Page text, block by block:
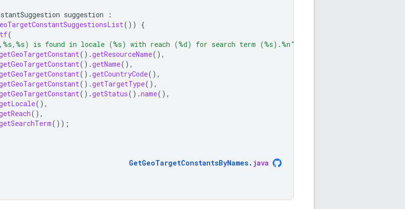
suggestion
:
())
{
(
is found in locale (%s) with reach (%d) for search term (%s).%n"
().getResourceName(),
().getName(),
().getCountryCode(),
().getTargetType(),
().getStatus().name(),
(),
(),
());
GetGeoTargetConstantsByNames. java